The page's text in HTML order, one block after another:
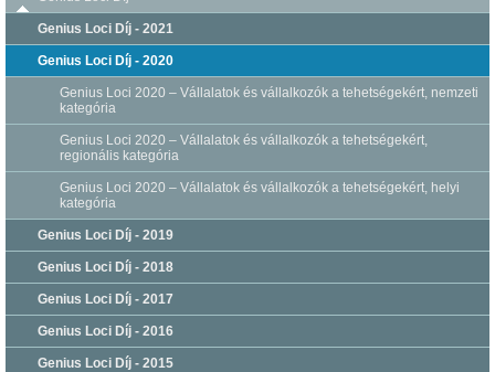
Genius Loci Díj - 2021
Genius Loci Díj - 2020
Genius Loci 2020 – Vállalatok és vállalkozók a tehetségekért, nemzeti
kategória
Genius Loci 2020 – Vállalatok és vállalkozók a tehetségekért,
regionális kategória
Genius Loci 2020 – Vállalatok és vállalkozók a tehetségekért, helyi
kategória
Genius Loci Díj - 2019
Genius Loci Díj - 2018
Genius Loci Díj - 2017
Genius Loci Díj - 2016
Genius Loci Díj - 2015